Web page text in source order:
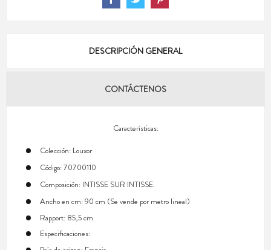
DESCRIPCIÓN GENERAL
CONTÁCTENOS
Características:
Colección: Louxor
Código: 70700110
Composición: INTISSE SUR INTISSE.
Ancho en cm: 90 cm (Se vende por metro lineal)
Rapport: 85,5 cm
Especificaciones: